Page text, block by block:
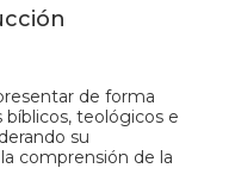
de forma
teológicos e
su
comprensión de la